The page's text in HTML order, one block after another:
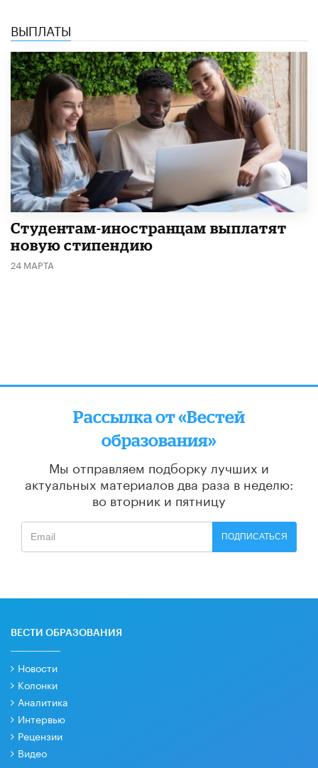
ВЫПЛАТЫ
Студентам-иностранцам выплатят
новую стипендию
24 МАРТА
Рассылка от «Вестей
образования»
Мы отправляем подборку лучших и
актуальных материалов два раза в неделю:
во вторник и пятницу
ПОДПИСАТЬСЯ
ВЕСТИ ОБРАЗОВАНИЯ
Новости
Колонки
Аналитика
Интервью
Рецензии
Видео